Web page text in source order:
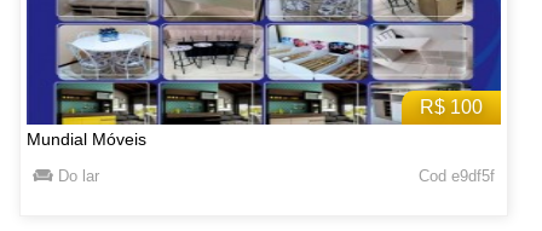
R$ 100
Mundial Móveis
Do lar Cod e9df5f